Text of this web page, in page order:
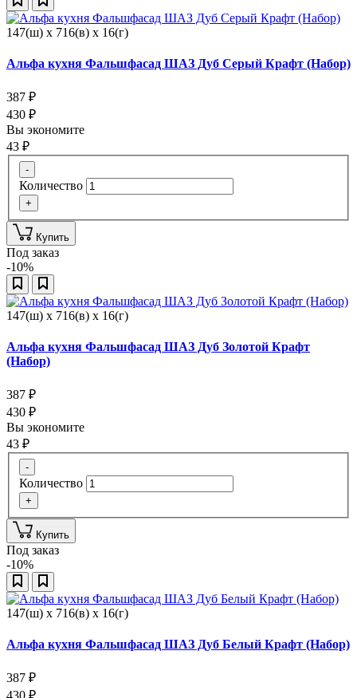
147(ш) x 716(в) x 16(г)
Альфа кухня Фальшфасад ШАЗ Дуб Серый Крафт (Набор)
387 ₽
430 ₽
Вы экономите
43 ₽
-
Количество
+
Купить
Под заказ
-10%
147(ш) x 716(в) x 16(г)
Альфа кухня Фальшфасад ШАЗ Дуб Золотой Крафт
(Набор)
387 ₽
430 ₽
Вы экономите
43 ₽
-
Количество
+
Купить
Под заказ
-10%
147(ш) x 716(в) x 16(г)
Альфа кухня Фальшфасад ШАЗ Дуб Белый Крафт (Набор)
387 ₽